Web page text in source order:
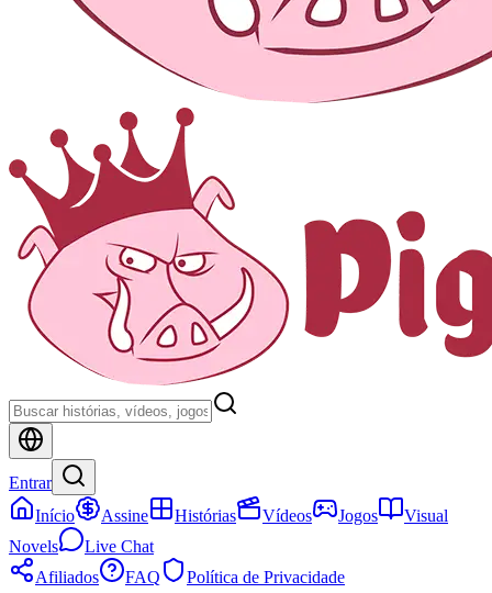
Entrar
Início
Assine Histórias Vídeos Jogos
Visual
Novels
Live Chat
Afiliados
FAQ
Política de Privacidade